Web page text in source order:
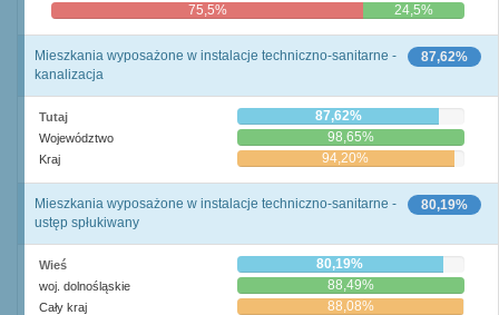
75,5% 24,5%
87,62%
Mieszkania wyposażone w instalacje techniczno-sanitarne -
kanalizacja
Tutaj 87,62%
Województwo 98,65%
Kraj 94,20%
80,19%
Mieszkania wyposażone w instalacje techniczno-sanitarne -
ustęp spłukiwany
Wieś 80,19%
woj. dolnośląskie 88,49%
Cały kraj 88,08%